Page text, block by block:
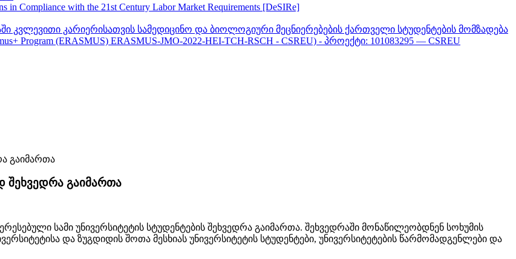
in Compliance with the 21st Century Labor Market Requirements [DeSIRe]
კვლევითი კარიერისათვის სამედიცინო და ბიოლოგიური მეცნიერებების ქართველი სტუდენტების მომზადება
Program (ERASMUS) ERASMUS-JMO-2022-HEI-TCH-RSCH - CSREU) - პროექტი: 101083295 — CSREU
შეხვედრა გაიმართა
სამი უნივერსიტეტის სტუდენტების შეხვედრა გაიმართა. შეხვედრაში მონაწილეობდნენ სოხუმის
და ზუგდიდის შოთა მესხიას უნივერსიტეტის სტუდენტები, უნივერსიტეტების წარმომადგენლები და